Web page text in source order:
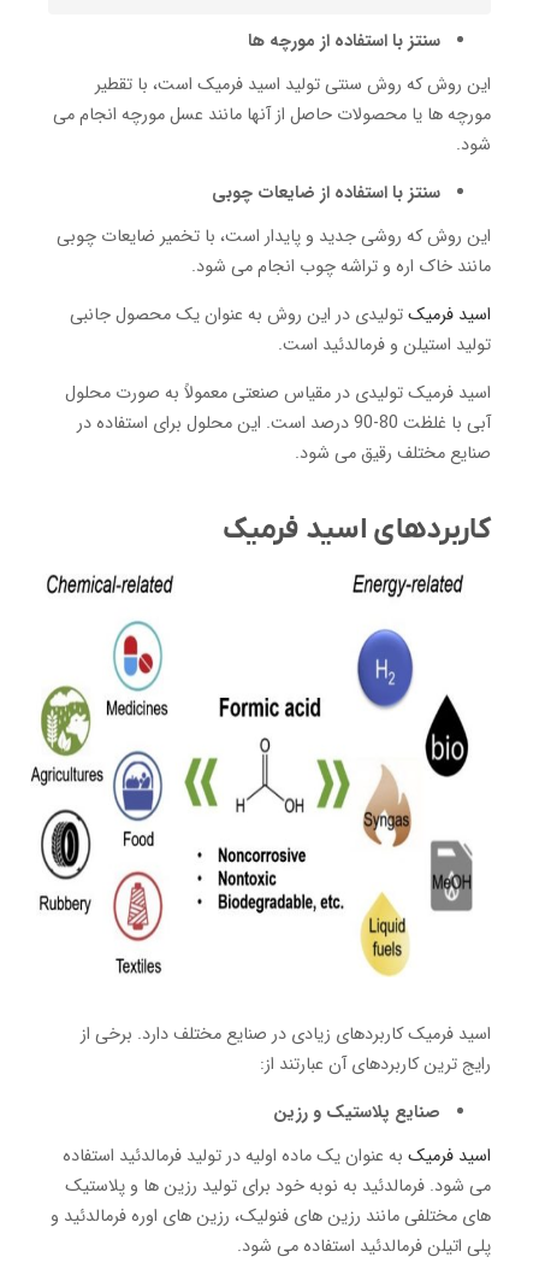
سنتز با استفاده از مورچه ها
این روش که روش سنتی تولید اسید فرمیک است، با تقطیر
مورچه ها یا محصولات حاصل از آنها مانند عسل مورچه انجام می
شود.
سنتز با استفاده از ضایعات چوبی
این روش که روشی جدید و پایدار است، با تخمیر ضایعات چوبی
مانند خاک اره و تراشه چوب انجام می شود.
اسید فرمیکتولیدی در این روش به عنوان یک محصول جانبی
تولید استیلن و فرمالدئید است.
اسید فرمیک تولیدی در مقیاس صنعتی معمولاً به صورت محلول
آبی با غلظت 80-90 درصد است.
این محلول برای استفاده در
صنایع مختلف رقیق می شود.
کاربردهای اسید فرمیک
اسید فرمیک کاربردهای زیادی در صنایع مختلف دارد. برخی از
رایج ترین کاربردهای آن عبارتند از:
صنایع پلاستیک و رزین
اسید فرمیک به عنوان یک ماده اولیه در تولید فرمالدئید استفاده
می شود. فرمالدئید به نوبه خود برای تولید رزین ها و پلاستیک
های مختلفی مانند رزین های فنولیک، رزین های اوره فرمالدئید و
پلی اتیلن فرمالدئید استفاده می شود.